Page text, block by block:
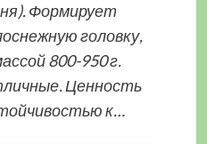
Формирует
головку,
800-950 г.
Ценность
к…